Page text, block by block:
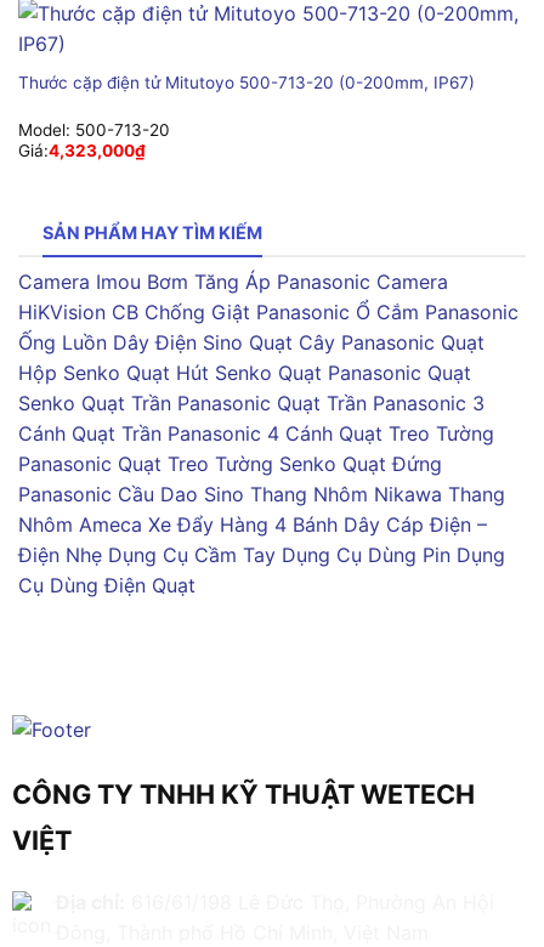
Thước cặp điện tử Mitutoyo 500-713-20 (0-200mm, IP67)
Model: 500-713-20
Giá:4,323,000₫
SẢN PHẨM HAY TÌM KIẾM
Camera Imou Bơm Tăng Áp Panasonic Camera
HiKVision CB Chống Giật Panasonic Ổ Cắm Panasonic
Ống Luồn Dây Điện Sino Quạt Cây Panasonic Quạt
Hộp Senko Quạt Hút Senko Quạt Panasonic Quạt
Senko Quạt Trần Panasonic Quạt Trần Panasonic 3
Cánh Quạt Trần Panasonic 4 Cánh Quạt Treo Tường
Panasonic Quạt Treo Tường Senko Quạt Đứng
Panasonic Cầu Dao Sino Thang Nhôm Nikawa Thang
Nhôm Ameca Xe Đẩy Hàng 4 Bánh Dây Cáp Điện –
Điện Nhẹ Dụng Cụ Cầm Tay Dụng Cụ Dùng Pin Dụng
Cụ Dùng Điện Quạt
CÔNG TY TNHH KỸ THUẬT WETECH
VIỆT